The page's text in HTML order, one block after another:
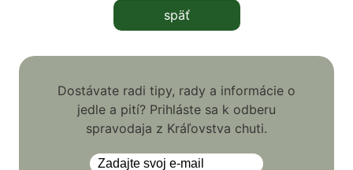
späť
Dostávate radi tipy, rady a informácie o
jedle a pití? Prihláste sa k odberu
spravodaja z Kráľovstva chuti.